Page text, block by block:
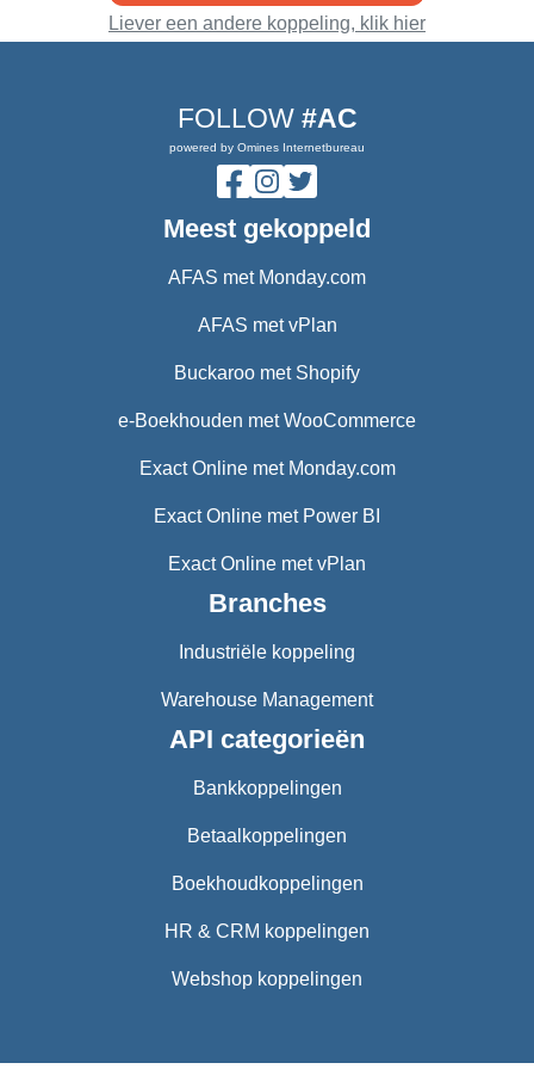
Liever een andere koppeling, klik hier
FOLLOW #AC
powered by Omines Internetbureau
Meest gekoppeld
AFAS met Monday.com
AFAS met vPlan
Buckaroo met Shopify
e-Boekhouden met WooCommerce
Exact Online met Monday.com
Exact Online met Power BI
Exact Online met vPlan
Branches
Industriële koppeling
Warehouse Management
API categorieën
Bankkoppelingen
Betaalkoppelingen
Boekhoudkoppelingen
HR & CRM koppelingen
Webshop koppelingen